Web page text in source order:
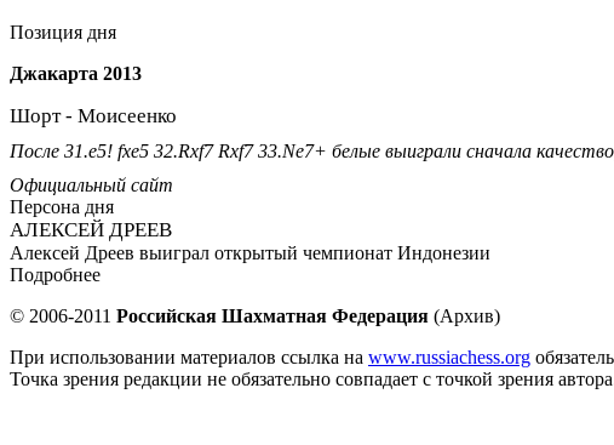
Позиция дня
Джакарта 2013
Шорт - Моисеенко
После 31.e5! fxe5 32.Rxf7 Rxf7 33.Ne7+ белые выиграли сначала
Официальный сайт
Персона дня
АЛЕКСЕЙ ДРЕЕВ
Алексей Дреев выиграл открытый чемпионат Индонезии
Подробнее
© 2006-2011 Российская Шахматная Федерация (Архив)
При использовании материалов ссылка на www.russiachess.org
Точка зрения редакции не обязательно совпадает с точкой зрения